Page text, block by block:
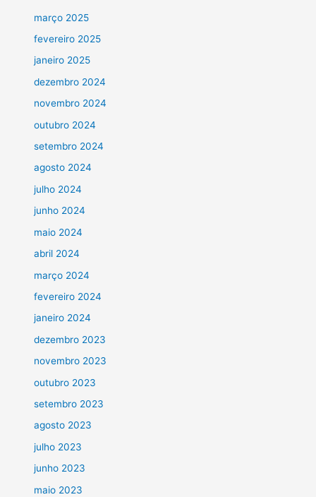
março 2025
fevereiro 2025
janeiro 2025
dezembro 2024
novembro 2024
outubro 2024
setembro 2024
agosto 2024
julho 2024
junho 2024
maio 2024
abril 2024
março 2024
fevereiro 2024
janeiro 2024
dezembro 2023
novembro 2023
outubro 2023
setembro 2023
agosto 2023
julho 2023
junho 2023
maio 2023